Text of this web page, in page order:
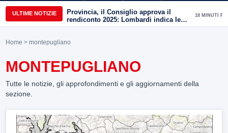
ULTIME NOTIZIE
Provincia, il Consiglio approva il
rendiconto 2025: Lombardi indica le
priorità del nuovo mandato
18 MINUTI FA
Home > montepugliano
MONTEPUGLIANO
Tutte le notizie, gli approfondimenti e gli aggiornamenti della
sezione.